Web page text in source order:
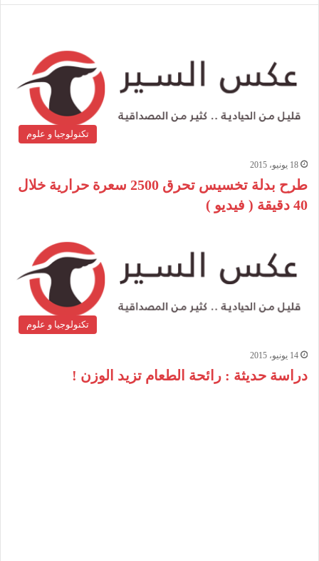
تكنولوجيا و علوم
18 يونيو، 2015
طرح بدلة تخسيس تحرق 2500 سعرة حرارية خلال
40 دقيقة ( فيديو )
تكنولوجيا و علوم
14 يونيو، 2015
دراسة حديثة : رائحة الطعام تزيد الوزن !